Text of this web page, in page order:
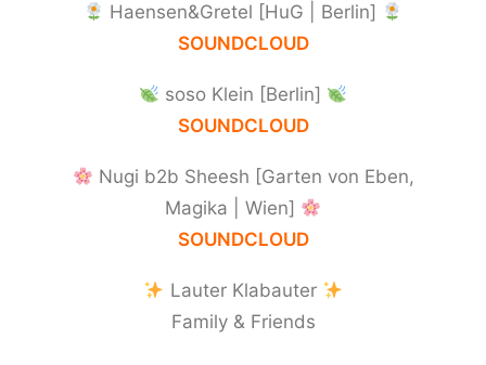
Haensen&Gretel [HuG | Berlin]
SOUNDCLOUD
soso Klein [Berlin]
SOUNDCLOUD
Nugi b2b Sheesh [Garten von Eben,
Magika | Wien]
SOUNDCLOUD
Lauter Klabauter
Family & Friends